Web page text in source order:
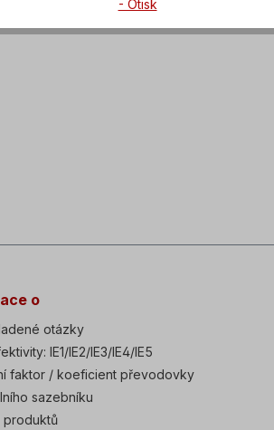
o
otázky
IE1/IE2/IE3/IE4/IE5
faktor / koeficient převodovky
sazebníku
produktů
- Otisk